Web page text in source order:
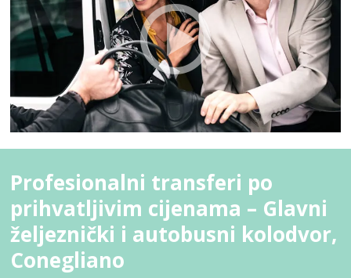
Profesionalni transferi po
prihvatljivim cijenama – Glavni
željeznički i autobusni kolodvor,
Conegliano